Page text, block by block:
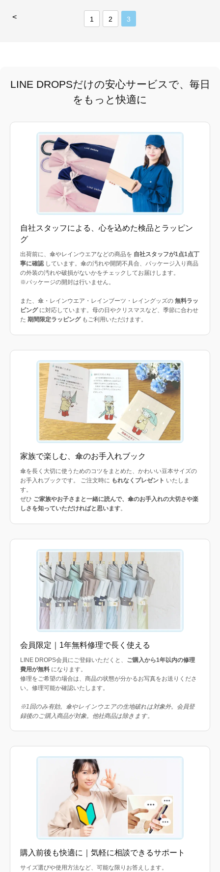
< 1 2 3
LINE DROPSだけの安心サービスで、毎日
をもっと快適に
自社スタッフによる、心を込めた検品とラッピン
グ
出荷前に、傘やレインウエアなどの商品を 自社スタッフが1点1点丁
寧に確認しています。傘の汚れや開閉不具合、パッケージ入り商品
の外装の汚れや破損がないかをチェックしてお届けします。
※パッケージの開封は行いません。
また、傘・レインウエア・レインブーツ・レイングッズの 無料ラッ
ピングに対応しています。母の日やクリスマスなど、季節に合わせ
た 期間限定ラッピングもご利用いただけます。
家族で楽しむ、傘のお手入れブック
傘を長く大切に使うためのコツをまとめた、かわいい豆本サイズの
お手入れブックです。 ご注文時に もれなくプレゼント いたしま
す。
ぜひ ご家族やお子さまと一緒に読んで、傘のお手入れの大切さや楽
しさを知っていただければと思います。
会員限定｜1年無料修理で長く使える
LINE DROPS会員にご登録いただくと、 ご購入から1年以内の修理
費用が無料 になります。
修理をご希望の場合は、商品の状態が分かるお写真をお送りくださ
い。修理可能か確認いたします。
※1回のみ有効。傘やレインウエアの生地破れは対象外。会員登
録後のご購入商品が対象。他社商品は除きます。
購入前後も快適に｜気軽に相談できるサポート
サイズ選びや使用方法など、可能な限りお答えします。